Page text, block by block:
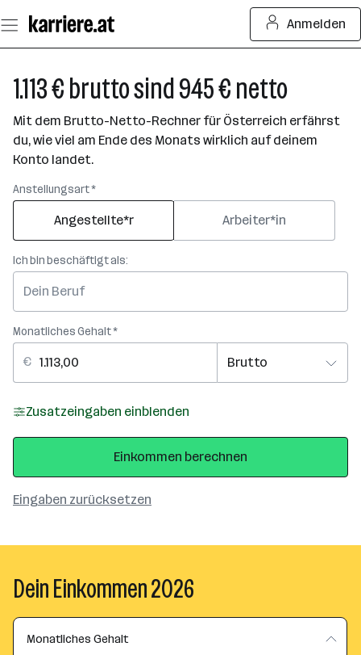
Seiteninhalt
springen
Anmelden
1.113 € brutto sind 945 € netto
Mit dem Brutto-Netto-Rechner für Österreich erfährst
du, wie viel am Ende des Monats wirklich auf deinem
Konto landet.
Anstellungsart *
Angestellte*r Arbeiter*in
Ich bin beschäftigt als:
Monatliches Gehalt *
Zusatzeingaben einblenden
Eingaben zurücksetzen
Einkommen berechnen
Dein Einkommen 2026
Monatliches Gehalt